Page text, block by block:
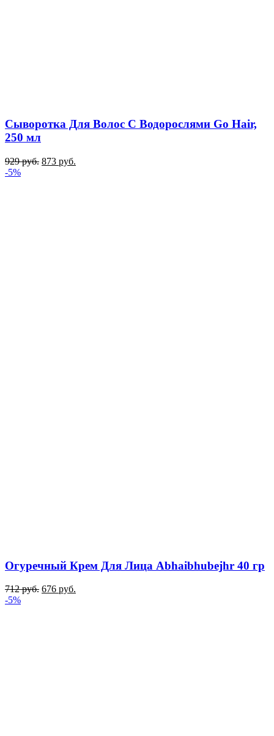
Сыворотка Для Волос С Водорослями Go Hair,
250 мл
929руб. 873 руб.
-5%
Огуречный Крем Для Лица Abhaibhubejhr 40 гр
712руб. 676 руб.
-5%